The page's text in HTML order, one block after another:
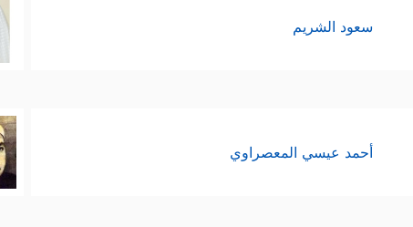
سعود الشريم
أحمد عيسي المعصراوي